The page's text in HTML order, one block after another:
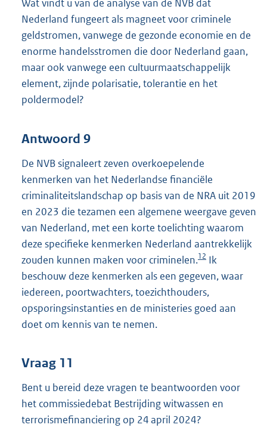
Wat vindt u van de analyse van de NVB dat
Nederland fungeert als magneet voor criminele
geldstromen, vanwege de gezonde economie en de
enorme handelsstromen die door Nederland gaan,
maar ook vanwege een cultuurmaatschappelijk
element, zijnde polarisatie, tolerantie en het
poldermodel?
Antwoord 9
De NVB signaleert zeven overkoepelende
kenmerken van het Nederlandse financiële
criminaliteitslandschap op basis van de NRA uit 2019
en 2023 die tezamen een algemene weergave geven
van Nederland, met een korte toelichting waarom
deze specifieke kenmerken Nederland aantrekkelijk
zouden kunnen maken voor criminelen.12 Ik
beschouw deze kenmerken als een gegeven, waar
iedereen, poortwachters, toezichthouders,
opsporingsinstanties en de ministeries goed aan
doet om kennis van te nemen.
Vraag 11
Bent u bereid deze vragen te beantwoorden voor
het commissiedebat Bestrijding witwassen en
terrorismefinanciering op 24 april 2024?